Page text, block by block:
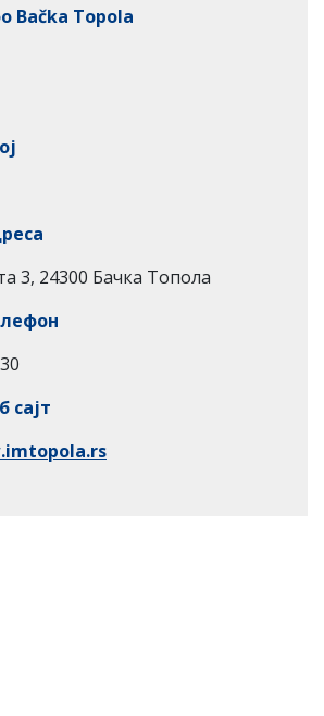
Bačka Topola
3, 24300 Бачка Топола
сајт